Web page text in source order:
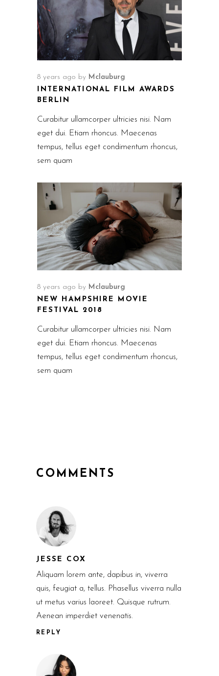
8 years ago by Mclauburg
INTERNATIONAL FILM AWARDS
BERLIN
Curabitur ullamcorper ultricies nisi. Nam
eget dui. Etiam rhoncus. Maecenas
tempus, tellus eget condimentum rhoncus,
sem quam
8 years ago by Mclauburg
NEW HAMPSHIRE MOVIE
FESTIVAL 2018
Curabitur ullamcorper ultricies nisi. Nam
eget dui. Etiam rhoncus. Maecenas
tempus, tellus eget condimentum rhoncus,
sem quam
COMMENTS
JESSE COX
Aliquam lorem ante, dapibus in, viverra
quis, feugiat a, tellus. Phasellus viverra nulla
ut metus varius laoreet. Quisque rutrum.
Aenean imperdiet venenatis.
REPLY